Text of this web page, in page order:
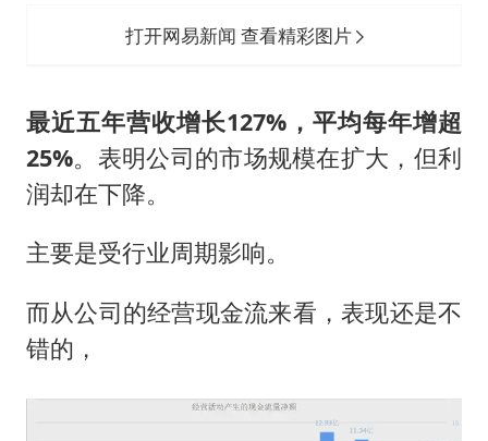
打开网易新闻 查看精彩图片
最近五年营收增长127%，平均每年增超
25%。表明公司的市场规模在扩大，但利
润却在下降。
主要是受行业周期影响。
而从公司的经营现金流来看，表现还是不
错的，